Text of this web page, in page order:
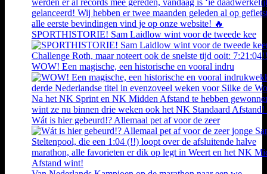
SPORTHISTORIE! Sam Laidlow wint voor de tweede kee
WOW! Een magische, een historische en vooral indru
Wát is hier gebeurd!? Allemaal pet af voor de zeer